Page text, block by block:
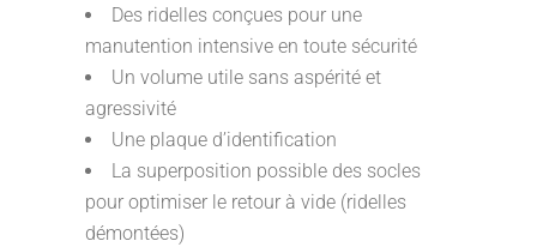
Des ridelles conçues pour une
manutention intensive en toute sécurité
Un volume utile sans aspérité et
agressivité
Une plaque d’identification
La superposition possible des socles
pour optimiser le retour à vide (ridelles
démontées)